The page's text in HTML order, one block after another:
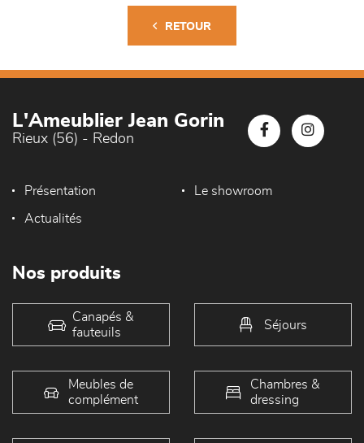
RETOUR
L'Ameublier Jean Gorin
Rieux (56) - Redon
Présentation Le showroom
Actualités
Nos produits
Canapés &
fauteuils
Séjours
Meubles de
complément
Chambres &
dressing